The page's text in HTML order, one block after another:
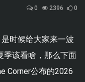
0 2396 0
时候给大家来一波
季该看啥，那么下面
Corner公布的2026